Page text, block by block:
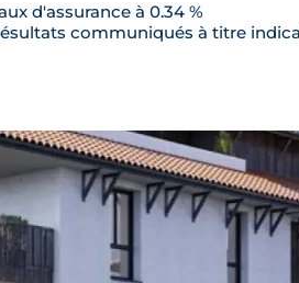
d'assurance à 0.34 %
communiqués à titre